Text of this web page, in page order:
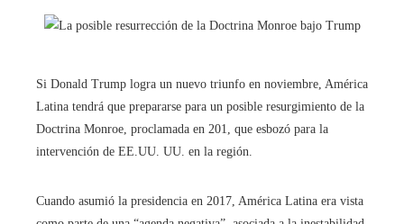
Si Donald Trump logra un nuevo triunfo en noviembre, América
Latina tendrá que prepararse para un posible resurgimiento de la
Doctrina Monroe, proclamada en 201, que esbozó para la
intervención de EE.UU. UU. en la región.
Cuando asumió la presidencia en 2017, América Latina era vista